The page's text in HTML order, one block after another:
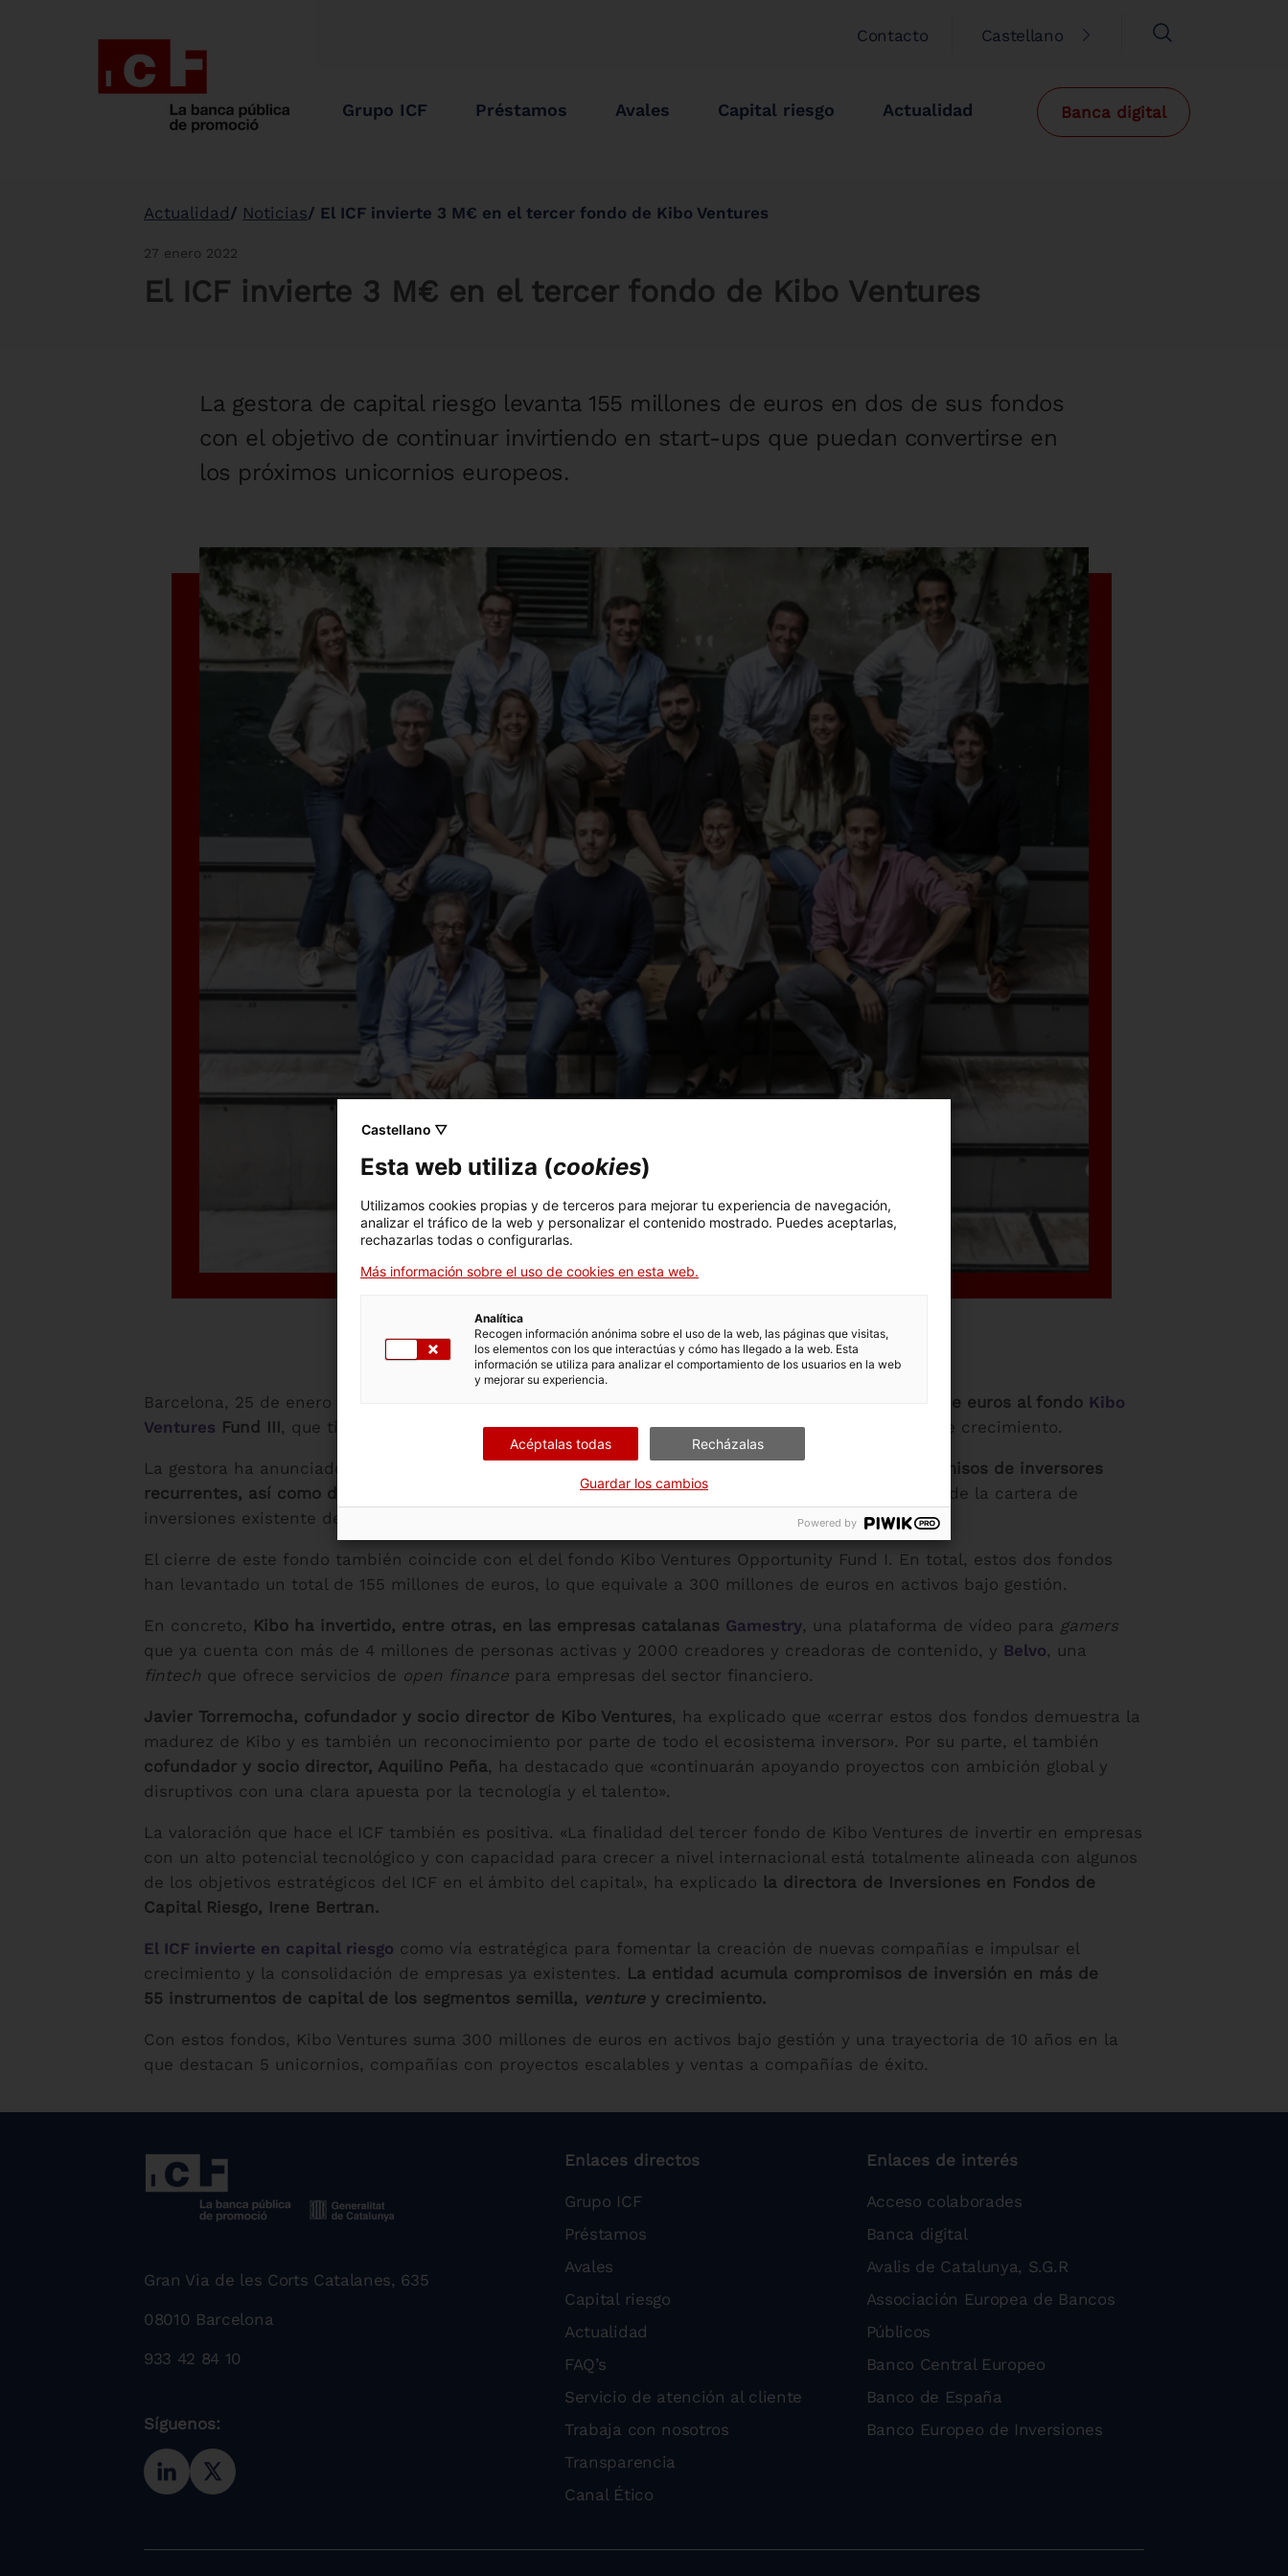
Contacto Castellano
Grupo ICF Préstamos Avales Capital riesgo Actualidad Banca digital
Actualidad Noticias El ICF invierte 3 M€ en el tercer fondo de Kibo Ventures
27 enero 2022
El ICF invierte 3 M€ en el tercer fondo de Kibo Ventures
La gestora de capital riesgo levanta 155 millones de euros en dos de sus fondos
con el objetivo de continuar invirtiendo en start-ups que puedan convertirse en
los próximos unicornios europeos.
Barcelona, 25 de enero de 2022. El Institut Català de Finances (ICF) ha comprometido 3 millones de euros al fondo Kibo
Ventures Fund III, que tiene como objetivo impulsarstart-ups tecnológicas con un alto potencial de crecimiento.
La gestora ha anunciado hoy el cierre de la ronda final de este fondo, que cuenta con los
compromisos de inversores
recurrentes, así como de nuevos socios institucionales y empresas y personalidades de renombre
de la cartera de
inversiones existente de Kibo Ventures.
El cierre de este fondo también coincide con el del fondo Kibo Ventures Opportunity Fund I. En total, estos dos fondos
han levantado un total de 155 millones de euros, lo que equivale a 300 millones de euros en activos bajo gestión.
En concreto, Kibo ha invertido, entre otras, en las empresas catalanas Gamestry, una plataforma de vídeo para gamers
que ya cuenta con más de 4 millones de personas activas y 2000 creadores y creadoras de contenido, y Belvo, una
fintech que ofrece servicios de open finance para empresas del sector financiero.
Javier Torremocha, cofundador y socio director de Kibo Ventures, ha explicado que «cerrar estos dos fondos demuestra la
madurez de Kibo y es también un reconocimiento por parte de todo el ecosistema inversor». Por su parte, el también
cofundador y socio director, Aquilino Peña, ha destacado que «continuarán apoyando proyectos con ambición global y
disruptivos con una clara apuesta por la tecnología y el talento».
La valoración que hace el ICF también es positiva. «La finalidad del tercer fondo de Kibo Ventures de invertir en empresas
con un alto potencial tecnológico y con capacidad para crecer a nivel internacional está totalmente alineada con algunos
de los objetivos estratégicos del ICF en el ámbito del capital», ha explicado la directora de Inversiones en Fondos de
Capital Riesgo, Irene Bertran.
El ICF invierte en capital riesgo como vía estratégica para fomentar la creación de nuevas compañías e impulsar el
crecimiento y la consolidación de empresas ya existentes. La entidad acumula compromisos de inversión en más de
55 instrumentos de capital de los segmentos semilla, venturey crecimiento.
Con estos fondos, Kibo Ventures suma 300 millones de euros en activos bajo gestión y una trayectoria de 10 años en la
que destacan 5 unicornios, compañías con proyectos escalables y ventas a compañías de éxito.
Gran Via de les Corts Catalanes, 635
08010 Barcelona
933 42 84 10
Síguenos:
Enlaces directos
Grupo ICF
Préstamos
Avales
Capital riesgo
Actualidad
FAQ’s
Servicio de atención al cliente
Trabaja con nosotros
Transparencia
Canal Ético
Enlaces de interés
Acceso colaborades
Banca digital
Avalis de Catalunya, S.G.R
Associación Europea de Bancos
Públicos
Banco Central Europeo
Banco de España
Banco Europeo de Inversiones
Castellano ▽
Esta web utiliza (cookies)
Utilizamos cookies propias y de terceros para mejorar tu experiencia de navegación,
analizar el tráfico de la web y personalizar el contenido mostrado. Puedes aceptarlas,
rechazarlas todas o configurarlas.
Más información sobre el uso de cookies en esta web.
Analítica
Recogen información anónima sobre el uso de la web, las páginas que visitas,
los elementos con los que interactúas y cómo has llegado a la web. Esta
información se utiliza para analizar el comportamiento de los usuarios en la web
y mejorar su experiencia.
Acéptalas todas Recházalas
Guardar los cambios
Powered by